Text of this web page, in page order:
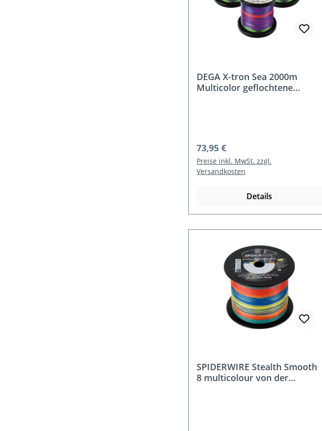
DEGA X-tron Sea 2000m
Multicolor geflochtene
Regulärer Preis:
73,95 €
Preise inkl. MwSt. zzgl.
Versandkosten
Details
SPIDERWIRE Stealth Smooth
8 multicolour von der